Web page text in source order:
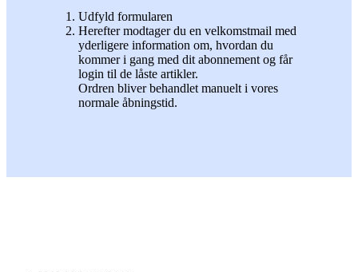
Udfyld formularen
Herefter modtager du en velkomstmail med
yderligere information om, hvordan du
kommer i gang med dit abonnement og får
login til de låste artikler.
Ordren bliver behandlet manuelt i vores
normale åbningstid.